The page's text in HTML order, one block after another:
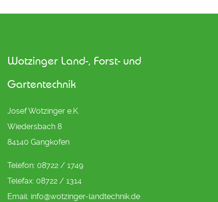
Wotzinger Land-, Forst- und
Gartentechnik
Josef Wotzinger e.K.
Wiedersbach 8
84140 Gangkofen
Telefon: 08722 / 1749
Telefax: 08722 / 1314
Email: info@wotzinger-landtechnik.de